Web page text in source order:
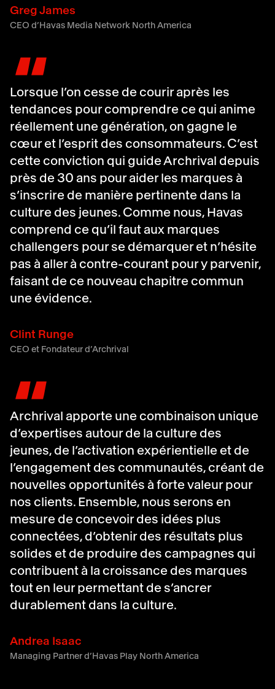
Greg James
CEO d’Havas Media Network North America
"
Lorsque l’on cesse de courir après les
tendances pour comprendre ce qui anime
réellement une génération, on gagne le
cœur et l’esprit des consommateurs. C’est
cette conviction qui guide Archrival depuis
près de 30 ans pour aider les marques à
s’inscrire de manière pertinente dans la
culture des jeunes. Comme nous, Havas
comprend ce qu’il faut aux marques
challengers pour se démarquer et n’hésite
pas à aller à contre-courant pour y parvenir,
faisant de ce nouveau chapitre commun
une évidence.
Clint Runge
CEO et Fondateur d’Archrival
"
Archrival apporte une combinaison unique
d’expertises autour de la culture des
jeunes, de l’activation expérientielle et de
l’engagement des communautés, créant de
nouvelles opportunités à forte valeur pour
nos clients. Ensemble, nous serons en
mesure de concevoir des idées plus
connectées, d’obtenir des résultats plus
solides et de produire des campagnes qui
contribuent à la croissance des marques
tout en leur permettant de s’ancrer
durablement dans la culture.
Andrea Isaac
Managing Partner d’Havas Play North America